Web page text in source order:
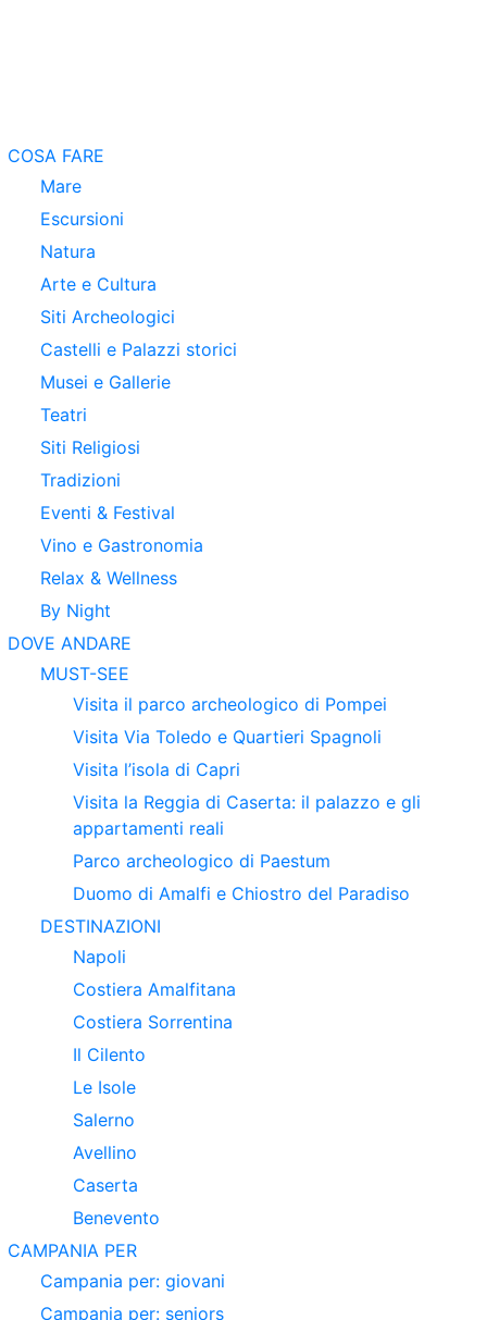
COSA FARE
Mare
Escursioni
Natura
Arte e Cultura
Siti Archeologici
Castelli e Palazzi storici
Musei e Gallerie
Teatri
Siti Religiosi
Tradizioni
Eventi & Festival
Vino e Gastronomia
Relax & Wellness
By Night
DOVE ANDARE
MUST-SEE
Visita il parco archeologico di Pompei
Visita Via Toledo e Quartieri Spagnoli
Visita l’isola di Capri
Visita la Reggia di Caserta: il palazzo e gli
appartamenti reali
Parco archeologico di Paestum
Duomo di Amalfi e Chiostro del Paradiso
DESTINAZIONI
Napoli
Costiera Amalfitana
Costiera Sorrentina
Il Cilento
Le Isole
Salerno
Avellino
Caserta
Benevento
CAMPANIA PER
Campania per: giovani
Campania per: seniors